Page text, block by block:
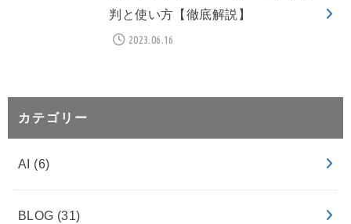
判と使い方【徹底解説】
2023.06.16
カテゴリー
AI (6)
BLOG (31)